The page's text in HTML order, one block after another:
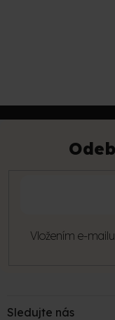
Vložením e-
Sledujte nás